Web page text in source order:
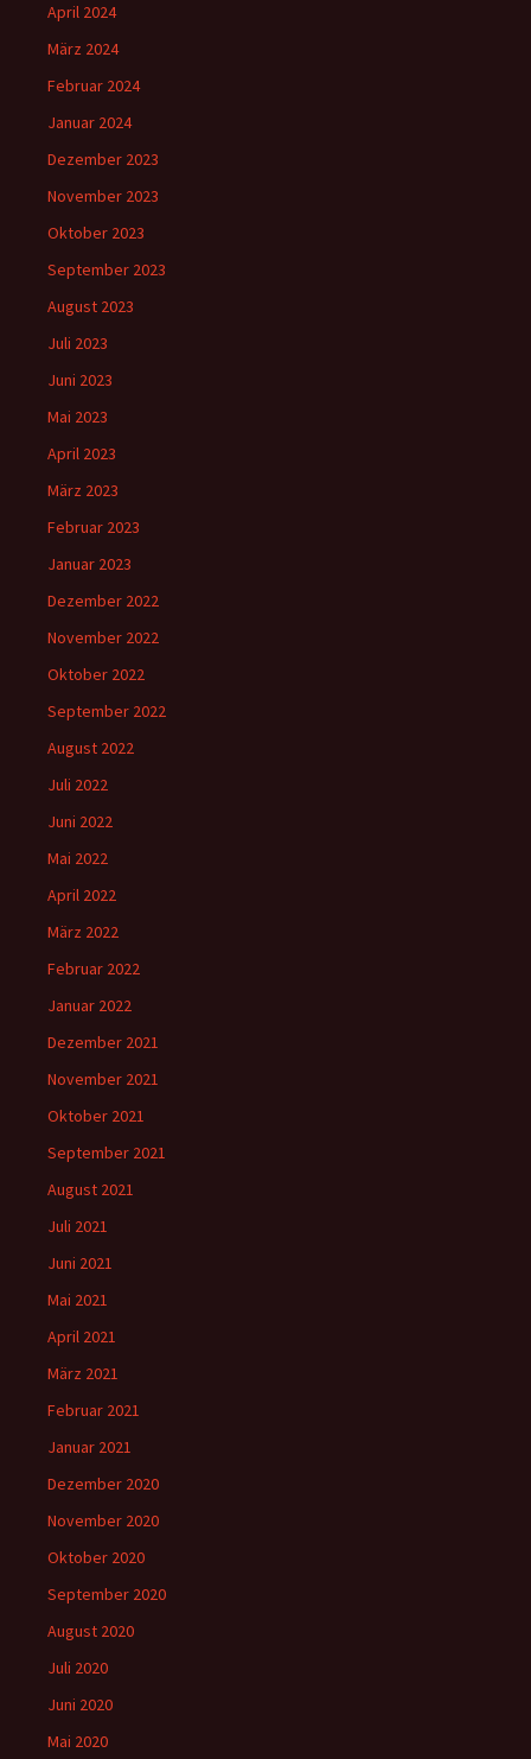
April 2024
März 2024
Februar 2024
Januar 2024
Dezember 2023
November 2023
Oktober 2023
September 2023
August 2023
Juli 2023
Juni 2023
Mai 2023
April 2023
März 2023
Februar 2023
Januar 2023
Dezember 2022
November 2022
Oktober 2022
September 2022
August 2022
Juli 2022
Juni 2022
Mai 2022
April 2022
März 2022
Februar 2022
Januar 2022
Dezember 2021
November 2021
Oktober 2021
September 2021
August 2021
Juli 2021
Juni 2021
Mai 2021
April 2021
März 2021
Februar 2021
Januar 2021
Dezember 2020
November 2020
Oktober 2020
September 2020
August 2020
Juli 2020
Juni 2020
Mai 2020